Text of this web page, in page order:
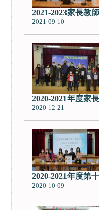
2021-2023家長教
2021-09-10
2020-2021年度家
2020-12-21
2020-2021年度第
2020-10-09